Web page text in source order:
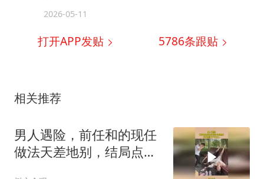
2026-05-11
打开APP发贴 5786条跟贴
相关推荐
男人遇险，前任和的现任
做法天差地别，结局点醒